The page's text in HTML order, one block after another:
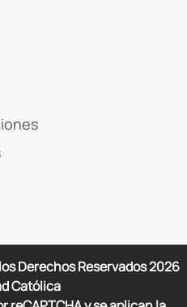
Derechos Reservados2026
Católica